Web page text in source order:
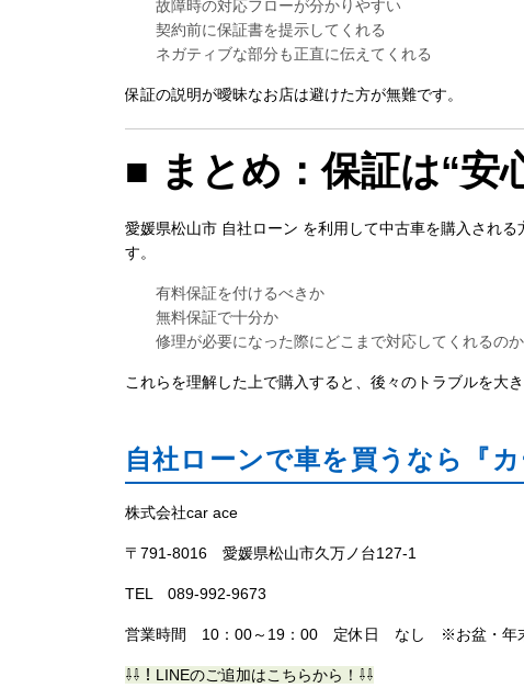
故障時の対応フローが分かりやすい
契約前に保証書を提示してくれる
ネガティブな部分も正直に伝えてくれる
保証の説明が曖昧なお店は避けた方が無難です。
■ まとめ：保証は“安
愛媛県松山市 自社ローン を利用して中古車を購入され
す。
有料保証を付けるべきか
無料保証で十分か
修理が必要になった際にどこまで対応してくれるのか
これらを理解した上で購入すると、後々のトラブルを大き
自社ローンで車を買うなら『
株式会社car ace
〒791-8016 愛媛県松山市久万ノ台127-1
TEL 089-992-9673
営業時間 10：00～19：00 定休日 なし ※お盆・年末
⇩⇩！LINEのご追加はこちらから！⇩⇩